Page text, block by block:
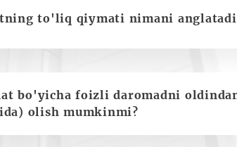
to'liq qiymati nimani
bo'yicha foizli daromadni
olish mumkinmi?